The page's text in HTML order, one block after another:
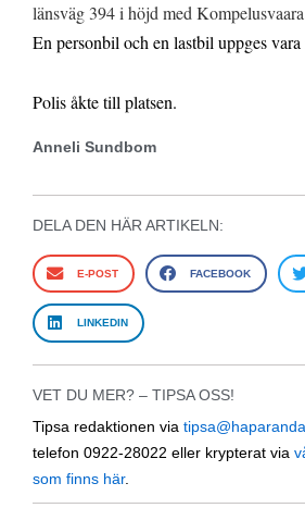
länsväg 394 i höjd med
En personbil och en lastbil uppges
Polis åkte till platsen.
Anneli Sundbom
DELA DEN HÄR ARTIKELN:
E-POST FACEBOOK
LINKEDIN
VET DU MER? – TIPSA OSS!
Tipsa redaktionen via
telefon 0922-28022 eller krypterat via
som finns här.